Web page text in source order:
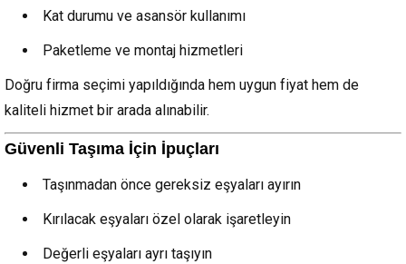
Kat durumu ve asansör kullanımı
Paketleme ve montaj hizmetleri
Doğru firma seçimi yapıldığında hem uygun fiyat hem de
kaliteli hizmet bir arada alınabilir.
Güvenli Taşıma İçin İpuçları
Taşınmadan önce gereksiz eşyaları ayırın
Kırılacak eşyaları özel olarak işaretleyin
Değerli eşyaları ayrı taşıyın